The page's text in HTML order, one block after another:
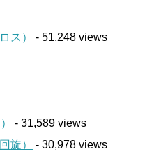
ス）
- 51,248 views
- 31,589 views
旋）
- 30,978 views